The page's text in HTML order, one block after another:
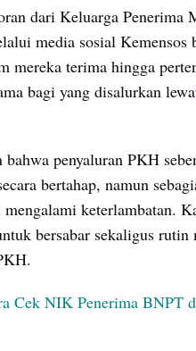
dari Keluarga Penerima
media sosial Kemensos
mereka terima hingga
bagi yang disalurkan
penyaluran PKH
bertahap, namun
keterlambatan.
bersabar sekaligus rutin
Cek NIK Penerima BNPT